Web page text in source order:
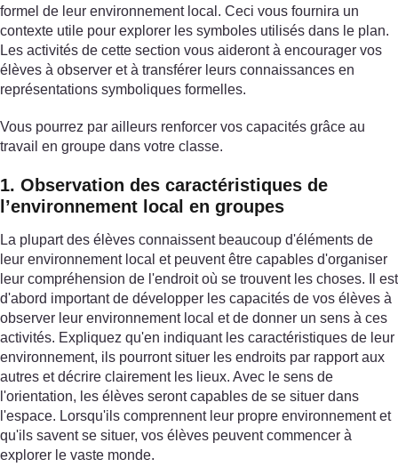
formel de leur environnement local. Ceci vous fournira un
contexte utile pour explorer les symboles utilisés dans le plan.
Les activités de cette section vous aideront à encourager vos
élèves à observer et à transférer leurs connaissances en
représentations symboliques formelles.
Vous pourrez par ailleurs renforcer vos capacités grâce au
travail en groupe dans votre classe.
1. Observation des caractéristiques de
l’environnement local en groupes
La plupart des élèves connaissent beaucoup d'éléments de
leur environnement local et peuvent être capables d'organiser
leur compréhension de l'endroit où se trouvent les choses. Il est
d'abord important de développer les capacités de vos élèves à
observer leur environnement local et de donner un sens à ces
activités. Expliquez qu'en indiquant les caractéristiques de leur
environnement, ils pourront situer les endroits par rapport aux
autres et décrire clairement les lieux. Avec le sens de
l'orientation, les élèves seront capables de se situer dans
l'espace. Lorsqu'ils comprennent leur propre environnement et
qu'ils savent se situer, vos élèves peuvent commencer à
explorer le vaste monde.